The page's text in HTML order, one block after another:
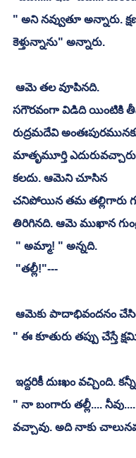
" అని నవ్వుతూ అన్నారు.
కెళ్తున్నాను" అన్నారు.
ఆమె తల వూపినది.
సగౌరవంగా విడిది యింటికి
రుద్రమదేవి
మాతృమూర్తి
కలదు. ఆమెని చూసిన
చనిపోయిన తమ తల్లిగారు
తిరిగినది. ఆమె ముఖాన
" అమ్మా! " అన్నది.
"తల్లీ!"---
ఆమెకు పాదాభివందనం
" ఈ కూతురు తప్పు చేస్తే
ఇద్దరికీ దుఃఖం వచ్చింది.
" నా బంగారు తల్లీ....
వచ్చావు. అది నాకు